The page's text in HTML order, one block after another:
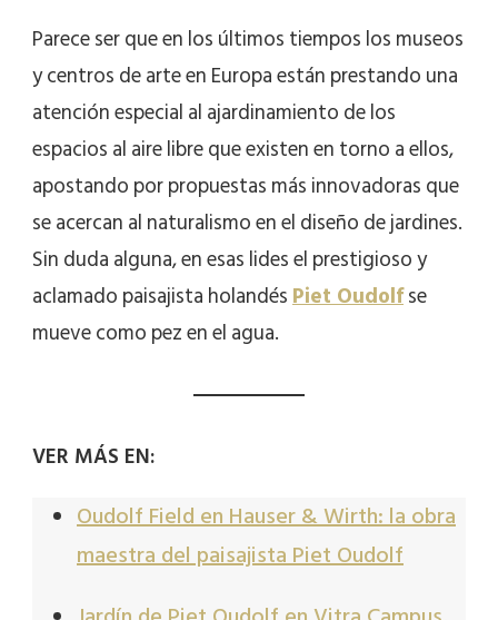
Parece ser que en los últimos tiempos los museos
y centros de arte en Europa están prestando una
atención especial al ajardinamiento de los
espacios al aire libre que existen en torno a ellos,
apostando por propuestas más innovadoras que
se acercan al naturalismo en el diseño de jardines.
Sin duda alguna, en esas lides el prestigioso y
aclamado paisajista holandésPiet Oudolfse
mueve como pez en el agua.
VER MÁS EN:
Oudolf Field en Hauser & Wirth: la obra
maestra del paisajista Piet Oudolf